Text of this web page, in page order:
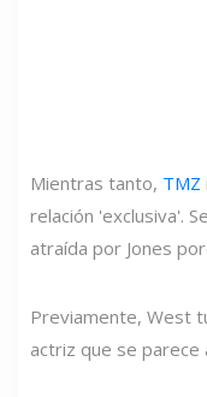
Mientras tanto, TMZ
relación 'exclusiva'.
atraída por Jones
Previamente, West
actriz que se parece